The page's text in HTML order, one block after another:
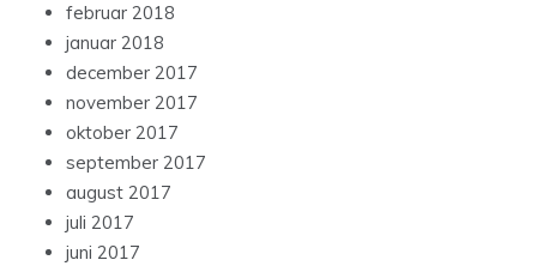
februar 2018
januar 2018
december 2017
november 2017
oktober 2017
september 2017
august 2017
juli 2017
juni 2017